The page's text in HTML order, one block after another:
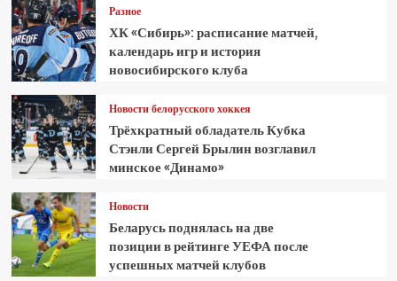
Разное
ХК «Сибирь»: расписание матчей,
календарь игр и история
новосибирского клуба
Новости белорусского хоккея
Трёхкратный обладатель Кубка
Стэнли Сергей Брылин возглавил
минское «Динамо»
Новости
Беларусь поднялась на две
позиции в рейтинге УЕФА после
успешных матчей клубов